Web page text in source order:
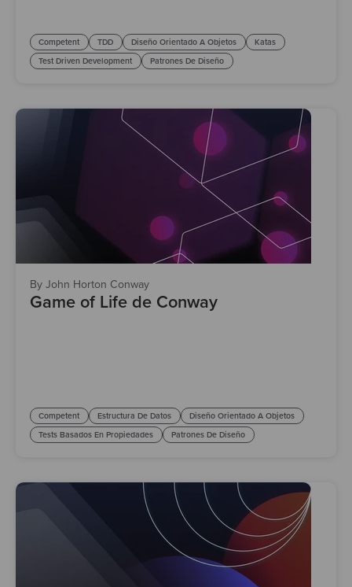
Competent TDD Diseño Orientado A Objetos
Katas
Test Driven Development
Patrones De Diseño
By John Horton Conway
Game of Life de Conway
Competent Estructura De Datos
Diseño Orientado A Objetos
Tests Basados En Propiedades
Patrones De Diseño